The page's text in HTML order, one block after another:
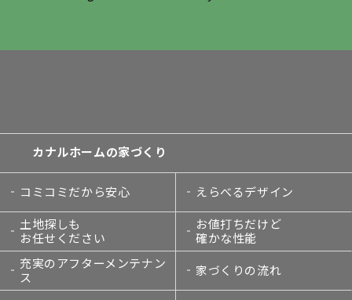
カナルホームの家づくり
コミコミだから安心
えらべるデザイン
土地探しも
お任せください
お値打ちだけど
確かな性能
充実のアフターメンテナン
ス
家づくりの流れ